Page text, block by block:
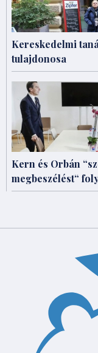
Kereskedelmi
tulajdonosa
Kern és Orbán
megbeszélést“